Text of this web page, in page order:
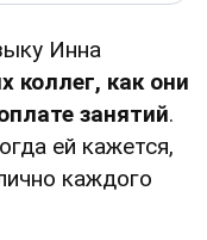
Инна
коллег, как они
занятий.
ей кажется,
каждого